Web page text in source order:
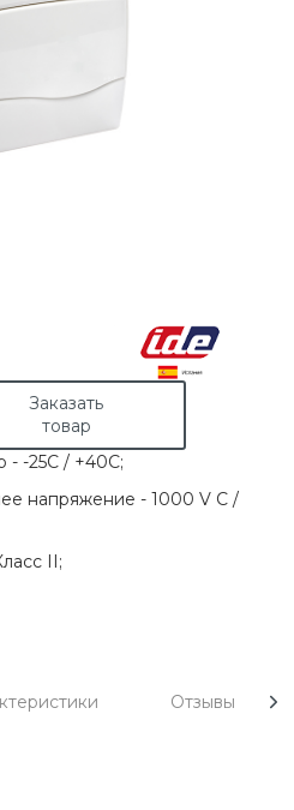
Заказать
товар
- -25C / +40C;
напряжение - 1000 V C /
II;
Отзывы